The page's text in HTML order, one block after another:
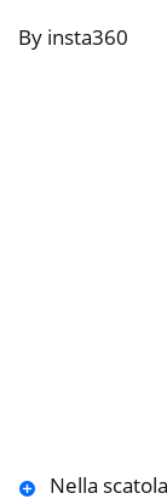
By insta360
Nella